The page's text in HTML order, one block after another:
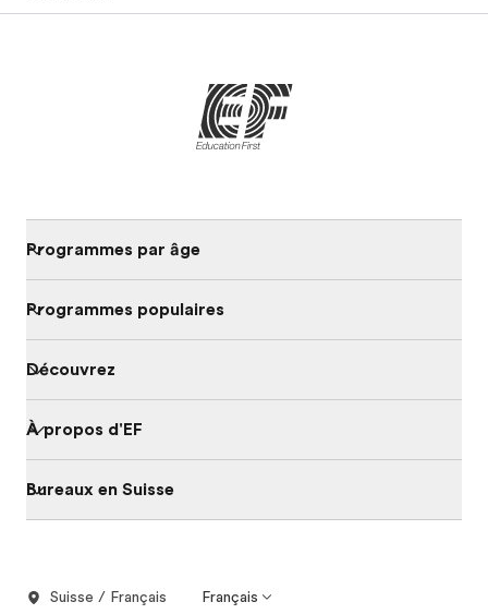
Programmes par âge
Programmes populaires
Découvrez
À propos d'EF
Bureaux en Suisse
Suisse / Français Français